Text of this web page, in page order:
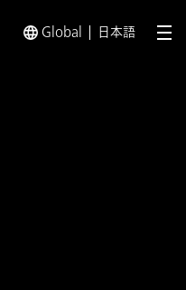
Global 日本語 メ